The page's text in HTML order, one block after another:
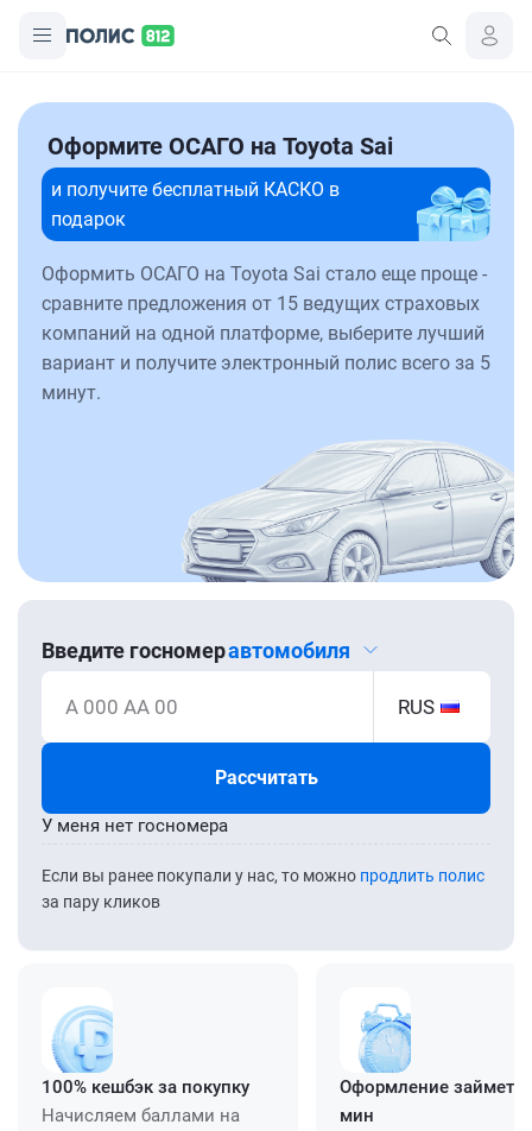
Оформите ОСАГО на Toyota Sai
и получите бесплатный КАСКО в
подарок
Оформить ОСАГО на Toyota Sai стало еще проще -
сравните предложения от 15 ведущих страховых
компаний на одной платформе, выберите лучший
вариант и получите электронный полис всего за 5
минут.
Введите госномеравтомобиля
А 000 АА 00 RUS
Рассчитать
Если вы ранее покупали у нас, то можно продлить полис
за пару кликов
У меня нет госномера
100% кешбэк за покупку
Начисляем баллами на
Оформление займет
мин